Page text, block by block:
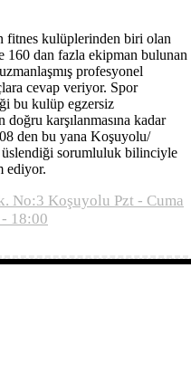
fitnes kulüplerinden biri olan
160 dan fazla ekipman bulunan
profesyonel
cevap veriyor. Spor
bu kulüp egzersiz
doğru karşılanmasına kadar
den bu yana Koşuyolu/
sorumluluk bilinciyle
ediyor.
No:3 Koşuyolu Pzt - Cuma
18:00